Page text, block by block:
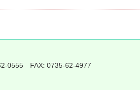
0555 FAX: 0735-62-4977